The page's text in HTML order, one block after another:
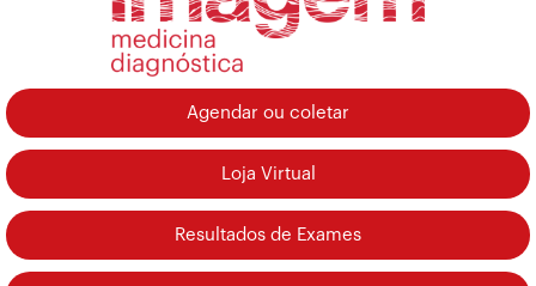
Agendar ou coletar
Loja Virtual
Resultados de Exames